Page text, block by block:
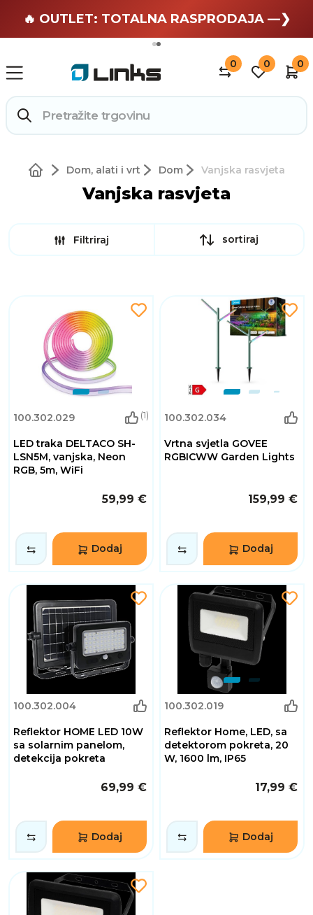
🏄 Zaslužuješ odmor —❯
🔥 OUTLET: TOTALNA RASPRODAJA —❯
0 0 0
Dom, alati i vrt Dom Vanjska rasvjeta
Vanjska rasvjeta
Filtriraj sortiraj
100.302.029 (1)
LED traka DELTACO SH-
LSN5M, vanjska, Neon
RGB, 5m, WiFi
59,99 €
Dodaj
100.302.034
Vrtna svjetla GOVEE
RGBICWW Garden Lights
159,99 €
Dodaj
100.302.004
Reflektor HOME LED 10W
sa solarnim panelom,
detekcija pokreta
69,99 €
Dodaj
100.302.019
Reflektor Home, LED, sa
detektorom pokreta, 20
W, 1600 lm, IP65
17,99 €
Dodaj